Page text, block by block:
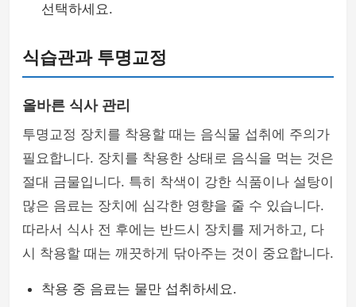
선택하세요.
식습관과 투명교정
올바른 식사 관리
투명교정 장치를 착용할 때는 음식물 섭취에 주의가
필요합니다. 장치를 착용한 상태로 음식을 먹는 것은
절대 금물입니다. 특히 착색이 강한 식품이나 설탕이
많은 음료는 장치에 심각한 영향을 줄 수 있습니다.
따라서 식사 전 후에는 반드시 장치를 제거하고, 다
시 착용할 때는 깨끗하게 닦아주는 것이 중요합니다.
착용 중 음료는 물만 섭취하세요.